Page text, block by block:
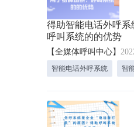
得助智能电话外呼系
呼叫系统的的优势
【全媒体呼叫中心】
智能电话外呼系统 智